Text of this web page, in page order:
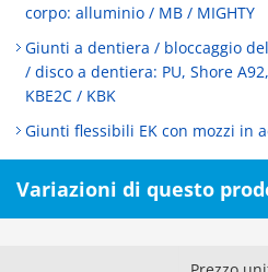
corpo: alluminio / MB / MIGHTY
Giunti a dentiera / bloccaggio
/ disco a dentiera: PU, Shore
KBE2C / KBK
Giunti flessibili EK con mozzi in
Variazioni di questo